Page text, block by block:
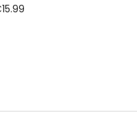
15.99